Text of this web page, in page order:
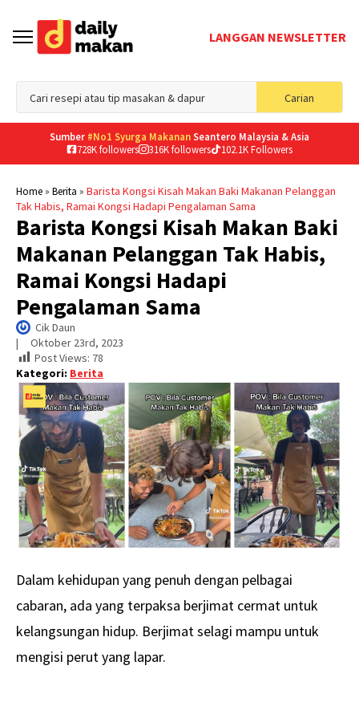
LANGGAN NEWSLETTER
Carian
for:
Sumber #No1 Syurga MakananSeantero Malaysia & Asia
728K followers
316K followers 102.1K Followers
Home» Berita » Barista Kongsi Kisah Makan Baki Makanan Pelanggan
Tak Habis, Ramai Kongsi Hadapi Pengalaman Sama
Barista Kongsi Kisah Makan Baki
Makanan Pelanggan Tak Habis,
Ramai Kongsi Hadapi
Pengalaman Sama
Cik Daun
| Oktober 23rd, 2023
Post Views: 78
Kategori: Berita
Dalam kehidupan yang penuh dengan pelbagai
cabaran, ada yang terpaksa berjimat cermat untuk
kelangsungan hidup. Berjimat selagi mampu untuk
mengisi perut yang lapar.